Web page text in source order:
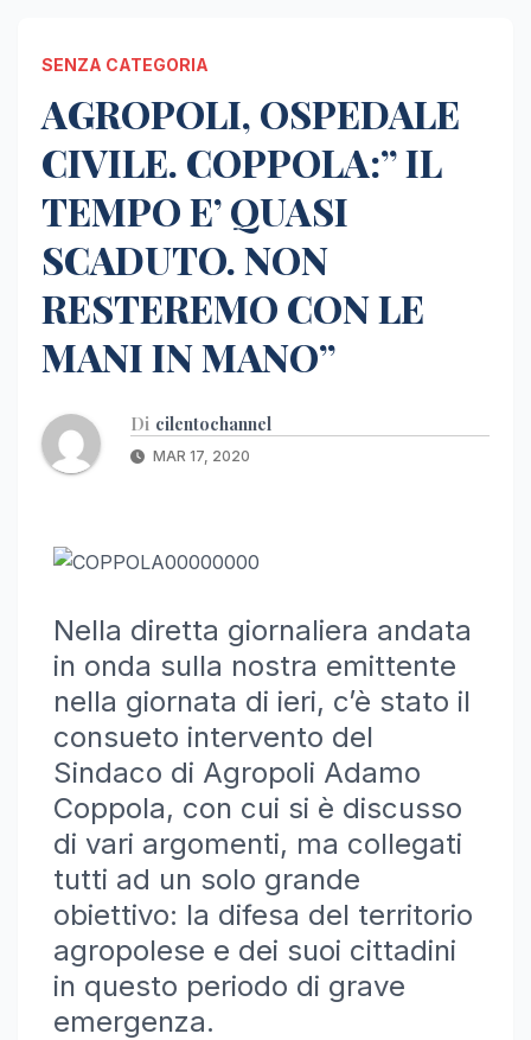
SENZA CATEGORIA
AGROPOLI, OSPEDALE
CIVILE. COPPOLA:” IL
TEMPO E’ QUASI
SCADUTO. NON
RESTEREMO CON LE
MANI IN MANO”
Di cilentochannel
MAR 17, 2020
Nella diretta giornaliera andata
in onda sulla nostra emittente
nella giornata di ieri, c’è stato il
consueto intervento del
Sindaco di Agropoli Adamo
Coppola, con cui si è discusso
di vari argomenti, ma collegati
tutti ad un solo grande
obiettivo: la difesa del territorio
agropolese e dei suoi cittadini
in questo periodo di grave
emergenza.